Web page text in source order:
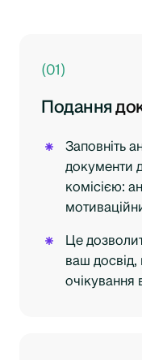
(01)
Подання
Заповніть
документи
комісією:
Це
ваш досвід,
очікування